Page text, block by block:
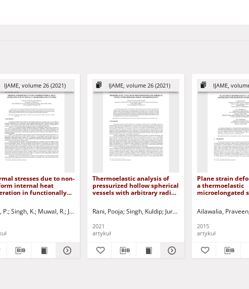
red.
IJAME, volume 26 (2021)
stresses due to non-
internal heat
in functionally
P. Singh, K. Muwal, R. Jurczak, Paweł - red.
IJAME, volume 26 (2021)
Thermoelastic analysis of
pressurized hollow spherical
vessels with arbitrary radial
Rani, Pooja Singh, Kuldip Jurczak, Paweł - red.
2021
artykuł
IJAME,
Plane strain
a thermoelastic
microelongated
Ailawalia, Praveen
2015
artykuł